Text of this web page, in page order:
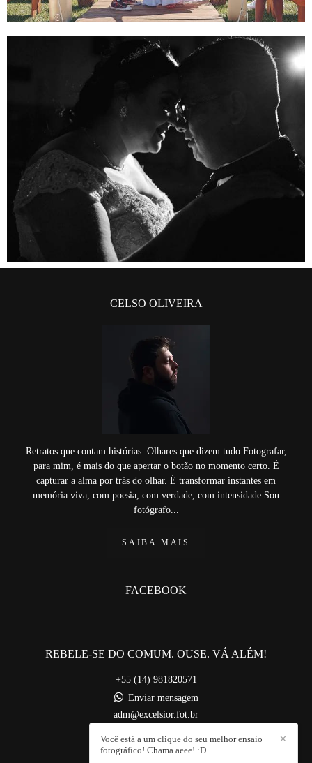
CELSO OLIVEIRA
Retratos que contam histórias. Olhares que dizem tudo.Fotografar,
para mim, é mais do que apertar o botão no momento certo. É
capturar a alma por trás do olhar. É transformar instantes em
memória viva, com poesia, com verdade, com intensidade.Sou
fotógrafo...
SAIBA MAIS
FACEBOOK
REBELE-SE DO COMUM. OUSE. VÁ ALÉM!
+55 (14) 981820571
Enviar mensagem
adm@excelsior.fot.br
✕
Você está a um clique do seu melhor ensaio
fotográfico! Chama aeee! :D